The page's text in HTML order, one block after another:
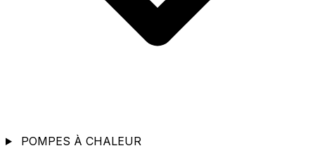
POMPES À CHALEUR